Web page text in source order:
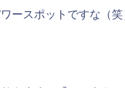
ースポットですな（笑